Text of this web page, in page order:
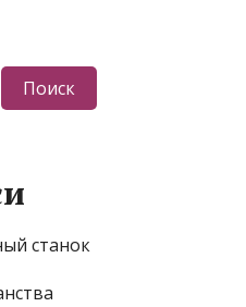
Поиск
станок